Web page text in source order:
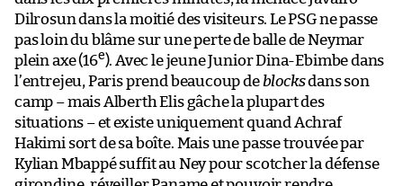
Dilrosun dans la moitié des visiteurs. Le PSG ne passe
pas loin du blâme sur une perte de balle de Neymar
plein axe (16e). Avec le jeune Junior Dina-Ebimbe dans
l’entrejeu, Paris prend beaucoup de blocksdans son
camp – mais Alberth Elis gâche la plupart des
situations – et existe uniquement quand Achraf
Hakimi sort de sa boîte. Mais une passe trouvée par
Kylian Mbappé suffit au Ney pour scotcher la défense